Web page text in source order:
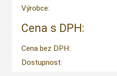
Výrobce:
Cena s DPH:
Cena bez DPH:
Dostupnost: